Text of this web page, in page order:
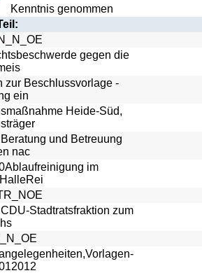
Kenntnis genommen
gegen die
zur Beschlussvorlage -
ein
Heide-Süd,
und Betreuung
nac
im
Stadtratsfraktion zum